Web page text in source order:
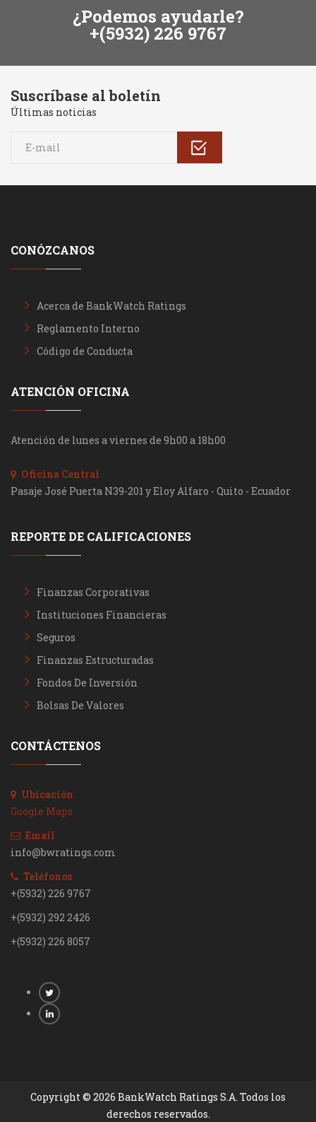
¿Podemos ayudarle?
+(5932) 226 9767
Suscríbase al boletín
Últimas noticias
CONÓZCANOS
Acerca de BankWatch Ratings
Reglamento Interno
Código de Conducta
ATENCIÓN OFICINA
Atención de lunes a viernes de 9h00 a 18h00
Oficina Central
Pasaje José Puerta N39-201 y Eloy Alfaro - Quito - Ecuador
REPORTE DE CALIFICACIONES
Finanzas Corporativas
Instituciones Financieras
Seguros
Finanzas Estructuradas
Fondos De Inversión
Bolsas De Valores
CONTÁCTENOS
Ubicación
Google Maps
Email
info@bwratings.com
Teléfonos
+(5932) 226 9767
+(5932) 292 2426
+(5932) 226 8057
Copyright © 2026 BankWatch Ratings S.A. Todos los
derechos reservados.